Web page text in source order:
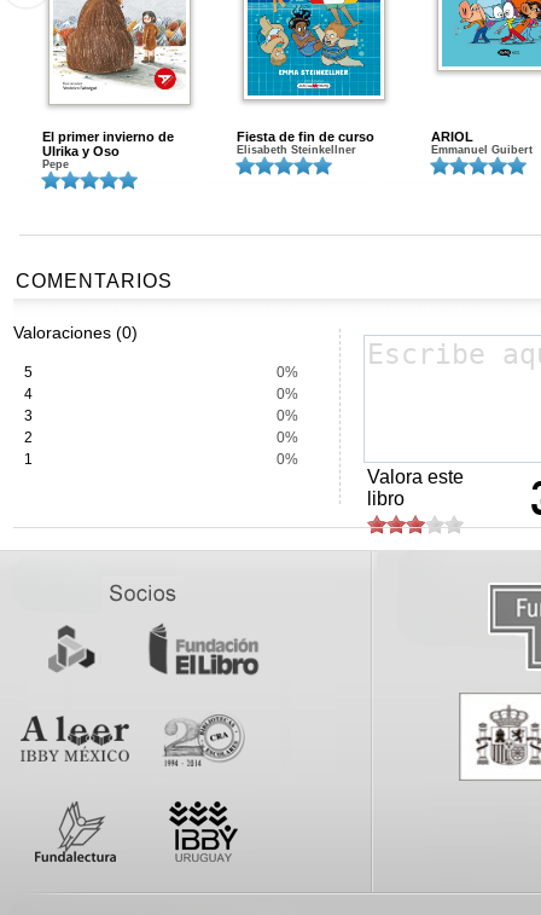
El primer invierno de
Ulrika y Oso
Pepe
Fiesta de fin de curso
Elisabeth Steinkellner
ARIOL
Emmanuel Guibert
COMENTARIOS
Valoraciones (0)
5
0%
4
0%
3
0%
2
0%
1
0%
Valora este
libro